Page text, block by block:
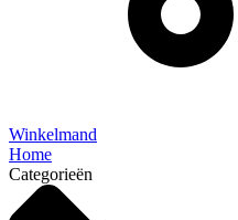
Winkelmand
Home
Categorieën